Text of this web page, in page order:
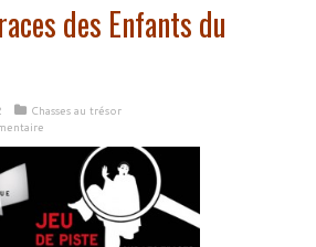
des Enfants du
Chasses au trésor